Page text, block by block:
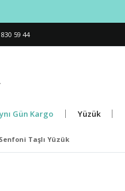
59 44
Gün Kargo Yüzük
Taşlı Yüzük